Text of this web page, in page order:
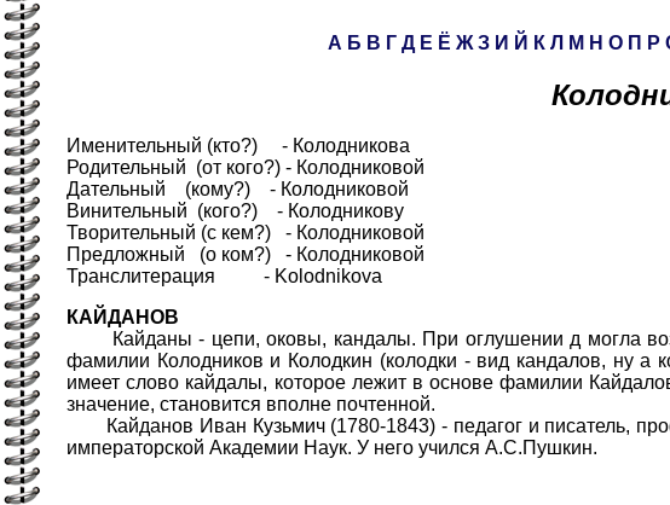
А Б В Г Д Е Ё Ж З И Й К Л М Н О П Р
Именительный (кто?) - Колодникова
Родительный (от кого?) - Колодниковой
Дательный (кому?) - Колодниковой
Винительный (кого?) - Колодникову
Творительный (с кем?) - Колодниковой
Предложный (о ком?) - Колодниковой
Транслитерация - Kolodnikova
КАЙДАНОВ
Кайданы - цепи, оковы, кандалы. При оглушении д могла
фамилии Колодников и Колодкин (колодки - вид кандалов, ну а
имеет слово кайдалы, которое лежит в основе фамилии
значение, становится вполне почтенной.
Кайданов Иван Кузьмич (1780-1843) - педагог и писатель,
императорской Академии Наук. У него учился А.С.Пушкин.